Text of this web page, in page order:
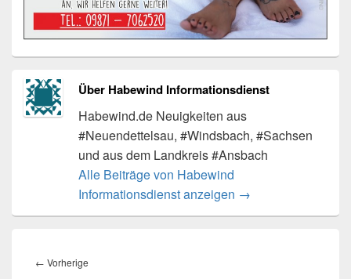
Über Habewind Informationsdienst
Habewind.de Neuigkeiten aus
#Neuendettelsau, #Windsbach, #Sachsen
und aus dem Landkreis #Ansbach
Alle Beiträge von Habewind
Informationsdienst anzeigen →
← Vorherige